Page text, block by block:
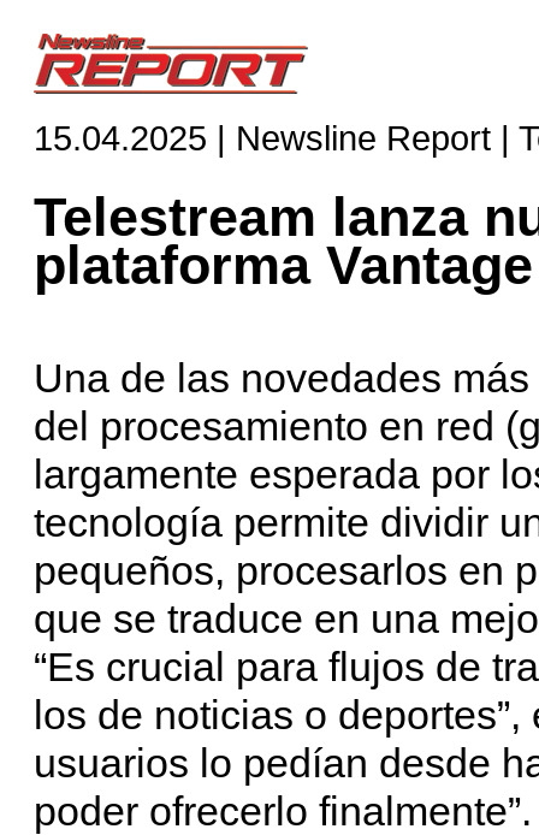
15.04.2025 | Newsline Report |
Telestream lanza
plataforma Vantage
Una de las novedades
del procesamiento en red
largamente esperada por
tecnología permite dividir
pequeños, procesarlos en
que se traduce en una
“Es crucial para flujos de
los de noticias o
usuarios lo pedían desde
poder ofrecerlo finalmente”.